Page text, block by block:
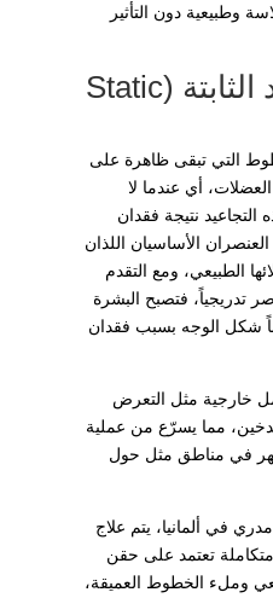
وطبيعية دون التأثير
ما هي التجاعيد الثابتة (Static
التي تبقى ظاهرة على
أي عندما لا
التجاعيد نتيجة فقدان
العنصران الأساسيان اللذان
الطبيعي، ومع التقدم
تدريجياً، فتصبح البشرة
شكل الوجه بسبب فقدان
خارجية مثل التعرض
مما يسرّع من عملية
في مناطق مثل حول
في ألمانيا، يتم علاج
متكاملة تعتمد على حقن
وملء الخطوط العميقة،